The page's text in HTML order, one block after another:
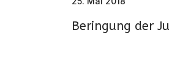
Beringung der